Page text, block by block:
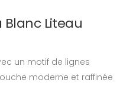
Blanc Liteau
un motif de lignes
moderne et raffinée